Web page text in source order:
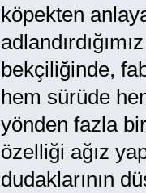
köpekten
bekçiliğinde,
hem sürüde
yönden fazla
özelliği ağız
dudaklarının